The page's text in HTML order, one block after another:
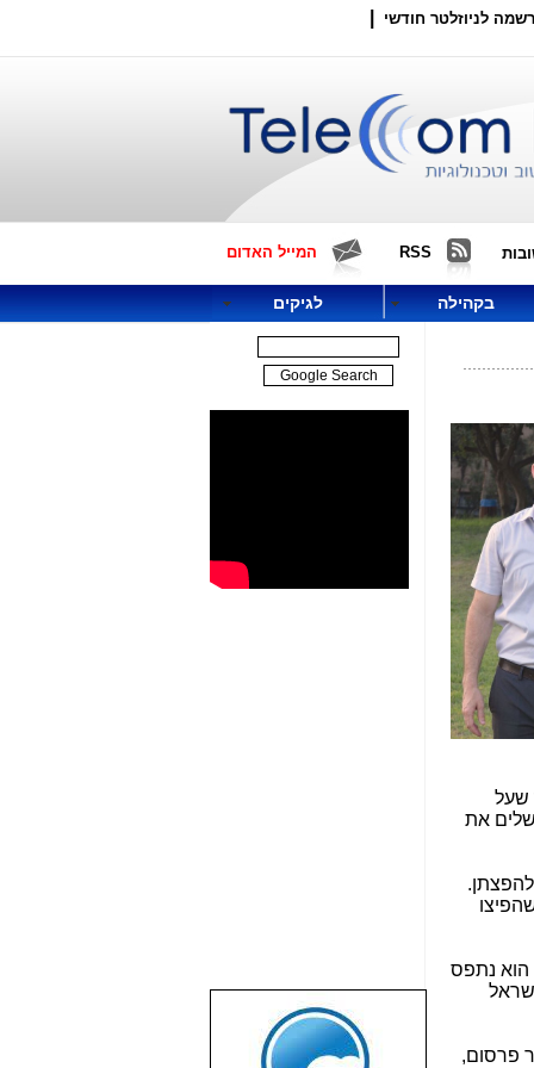
לניוזלטר חודשי
RSS המייל האדום
בקהילה לגיקים
שעל
את
להפצתן.
הוא נתפס
הוואטסאפ בישראל
פרסום,
שבוע טוב לכל
הגולשים באשר